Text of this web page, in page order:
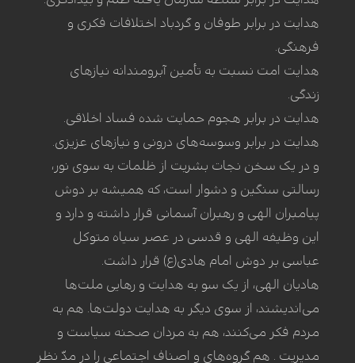
هدایت در برابر طوفان و گردباد اختلافات فکری و
فرهنگی.
هدایت امت نسبت به تأمین آبرومندانه نیازهای
زندگی.
هدایت در برابر هجوم حمایت شده فساد اخلاقی.
هدایت در برابر وسوسه‌های درونی و نیازهای عزیزی.
و در یک سخن نجات بشریت از ظلمات به سوی نور،
رسالتی سنگین و دشوار است، که همیشه بر دوش
پیامبران الهی و رهبران آسمانی قرار داشته و دارد و
این وظیفه الهی و قدسی در عصر سیاه متوکل
عباسی بر دوش امام هادی(ع) قرار داشت.
هادیان الهی، از یک سو به هدایت و رهایی ملت‌ها
می‌اندیشند، از سوی دیگر به هدایت دولت‌ها. هم به
مردم فکر می‌کنند، هم به مردان صحنه سیاست و
مدیریت . هم گروه‌های و اصناف اجتماعی را در مدّ نظر